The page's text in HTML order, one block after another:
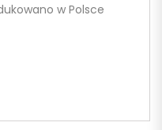
w Polsce